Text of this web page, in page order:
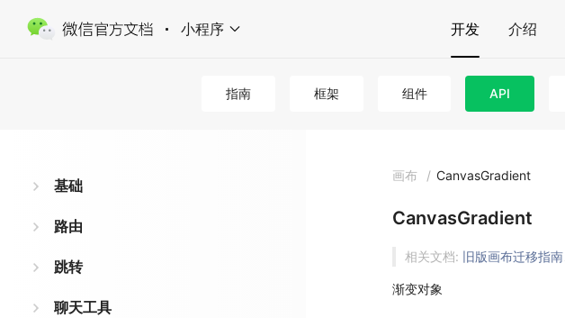
小程序 开发 介绍
指南 框架 组件 API
基础
路由
跳转
聊天工具
画布 / CanvasGradient
CanvasGradient
相关文档: 旧版画布迁移指南
渐变对象